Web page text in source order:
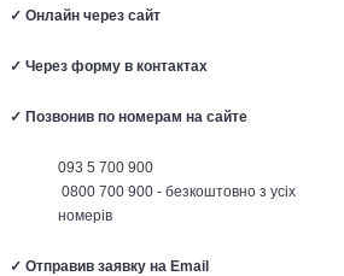
✓ Онлайн через сайт
✓ Через форму в контактах
✓ Позвонив по номерам на сайте
093 5 700 900
0800 700 900 - безкоштовно з усіх
номерів
✓ Отправив заявку на Email